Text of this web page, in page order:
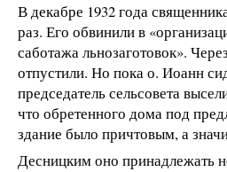
В декабре 1932 года
раз. Его обвинили в
саботажа льнозаготовок».
отпустили. Но пока о. Иоанн
председатель сельсовета
что обретенного дома под
здание было причтовым, а
Десницким оно принадлежать